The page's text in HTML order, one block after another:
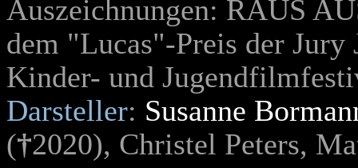
Auszeichnungen: RAUS
dem "Lucas"-Preis der
Kinder- und
Darsteller: Susanne
(†2020), Christel Peters,